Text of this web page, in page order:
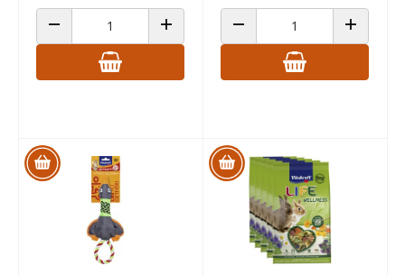
ANZAHL VERRINGERN ANZAHL ERHÖHENANZAHL VERRINGERN ANZAHL